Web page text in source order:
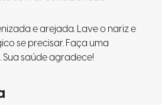
e arejada. Lave o nariz e
se precisar. Faça uma
saúde agradece!